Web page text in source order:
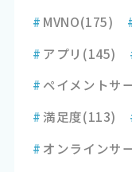
# MVNO(175)
# アプリ (145)
# ペイメントサ
#満足度(113)
# オンラインサ